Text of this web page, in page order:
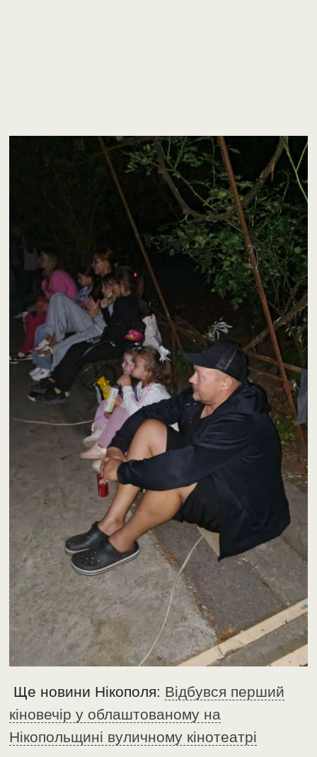
Ще новини Нікополя: Відбувся перший
кіновечір у облаштованому на
Нікопольщині вуличному кінотеатрі